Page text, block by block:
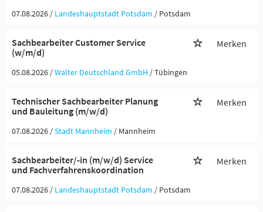
07.08.2026 / Landeshauptstadt Potsdam / Potsdam
Sachbearbeiter Customer Service
(w/m/d)
Merken
05.08.2026 /Walter Deutschland GmbH / Tübingen
Technischer Sachbearbeiter Planung
und Bauleitung (m/w/d)
Merken
07.08.2026 /Stadt Mannheim / Mannheim
Sachbearbeiter/-in (m/w/d) Service
und Fachverfahrenskoordination
Merken
07.08.2026 / Landeshauptstadt Potsdam / Potsdam